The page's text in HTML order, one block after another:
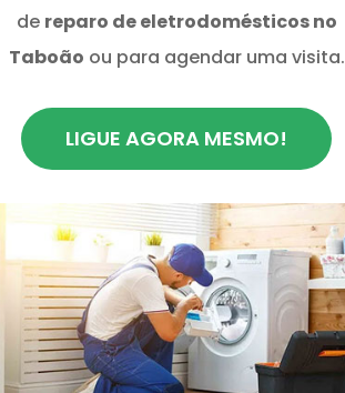
de reparo de eletrodomésticos no
Taboão ou para agendar uma visita.
LIGUE AGORA MESMO!